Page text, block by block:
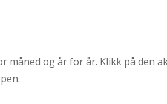
måned og år for år. Klikk på den